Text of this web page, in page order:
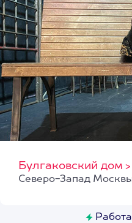
Булгаковский дом >
Северо-Запад